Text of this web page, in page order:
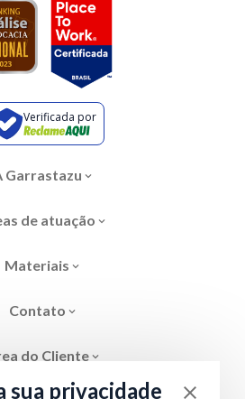
Verificada por
Garrastazu
de atuação
Materiais
Contato
do Cliente
sua privacidade